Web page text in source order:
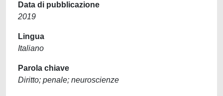
Data di pubblicazione
2019
Lingua
Italiano
Parola chiave
Diritto; penale; neuroscienze